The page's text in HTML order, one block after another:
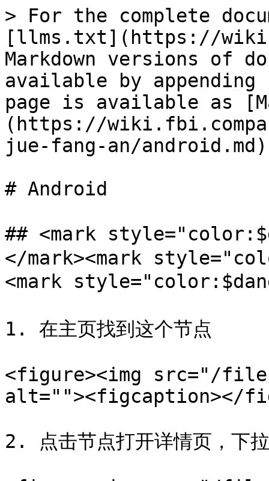
> For the complete
[llms.txt](https://
Markdown versions of
available by
page is available as
(https://
jue-fang-an/
# Android
## <mark
</mark><mark
<mark
1. 在主页找到这个节点
<figure><img src="/files/
alt=""><figcaption></
2. 点击节点打开详情页，下